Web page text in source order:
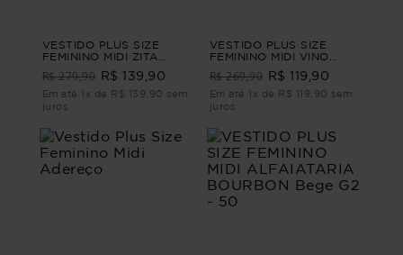
VESTIDO PLUS SIZE
FEMININO MIDI ZITA
R$ 279,90 R$ 139,90
Em até 1x de R$ 139,90 sem
juros
VESTIDO PLUS SIZE
FEMININO MIDI VINO
R$ 269,90 R$ 119,90
Em até 1x de R$ 119,90 sem
juros